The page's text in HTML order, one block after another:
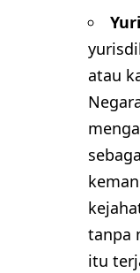
atau
tanpa
itu